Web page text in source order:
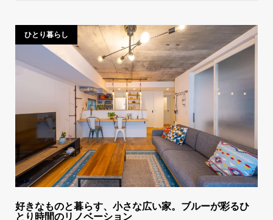
ひとり暮らし
好きなものと暮らす、小さな広い家。ブルーが彩るひ
とり時間のリノベーション